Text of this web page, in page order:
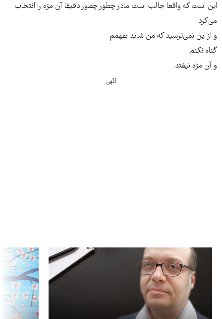
این است که واقعا جالب است مادر چطور چطور دقیقا آن مژه را انتخاب
می‌کرد
و از این نمی‌ترسید که من شاید بفهمم
گناه نکنم
و آن مژه نیفتد
آگهی